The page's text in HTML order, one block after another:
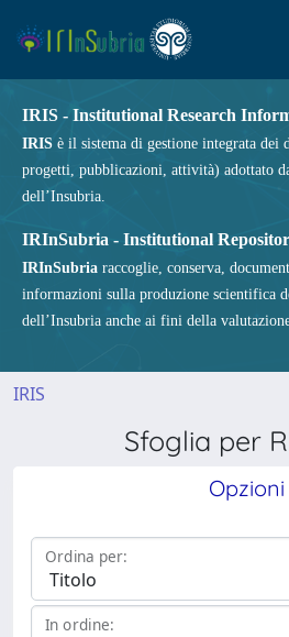
IRIS - Institutional Research
IRIS è il sistema di gestione integrata dei
progetti, pubblicazioni, attività) adottato
dell’Insubria.
IRInSubria - Institutional
IRInSubria raccoglie, conserva,
informazioni sulla produzione scientifica
dell’Insubria anche ai fini della
IRIS
Sfoglia per
Opzioni
Ordina per:
In ordine: